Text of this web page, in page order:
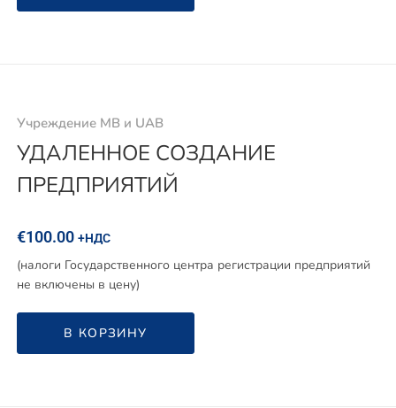
Учреждение MB и UAB
УДАЛЕННОЕ СОЗДАНИЕ
ПРЕДПРИЯТИЙ
€100.00 +НДС
(налоги Государственного центра регистрации предприятий
не включены в цену)
В КОРЗИНУ